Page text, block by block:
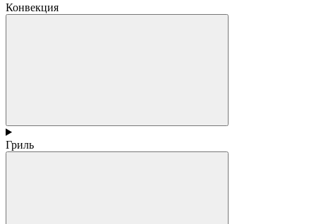
Конвекция
Гриль